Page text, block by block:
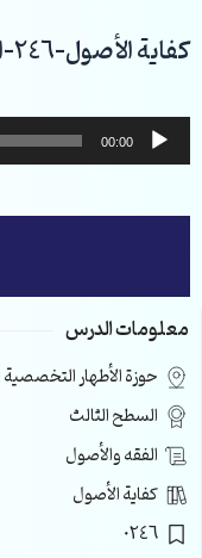
إلى
المحتوى
كفاية الأصول-246-الشيخ معين شرارة
مشغل
الصوت
00:00
معلومات الدرس
حوزة الأطهار
السطح الثالث
الفقه والأصول
كفاية الأصول
0246